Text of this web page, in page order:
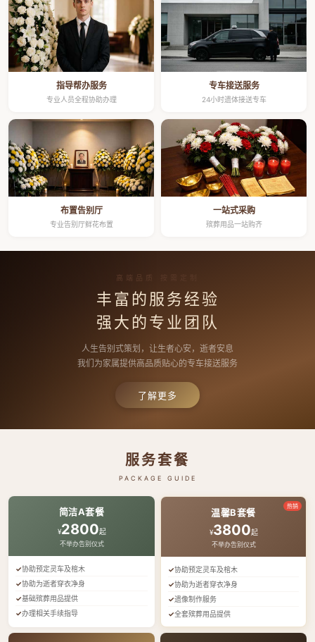
指导帮办服务
专业人员全程协助办理
专车接送服务
24小时遗体接送专车
布置告别厅
专业告别厅鲜花布置
一站式采购
殡葬用品一站购齐
高端品质 按需定制
丰富的服务经验
强大的专业团队
人生告别式策划，让生者心安，逝者安息
我们为家属提供高品质贴心的专车接送服务
了解更多
服务套餐
PACKAGE GUIDE
简洁A套餐
¥2800起
不举办告别仪式
协助预定灵车及棺木
协助为逝者穿衣净身
基础殡葬用品提供
办理相关手续指导
热销
温馨B套餐
¥3800起
不举办告别仪式
协助预定灵车及棺木
协助为逝者穿衣净身
遗像制作服务
全套殡葬用品提供